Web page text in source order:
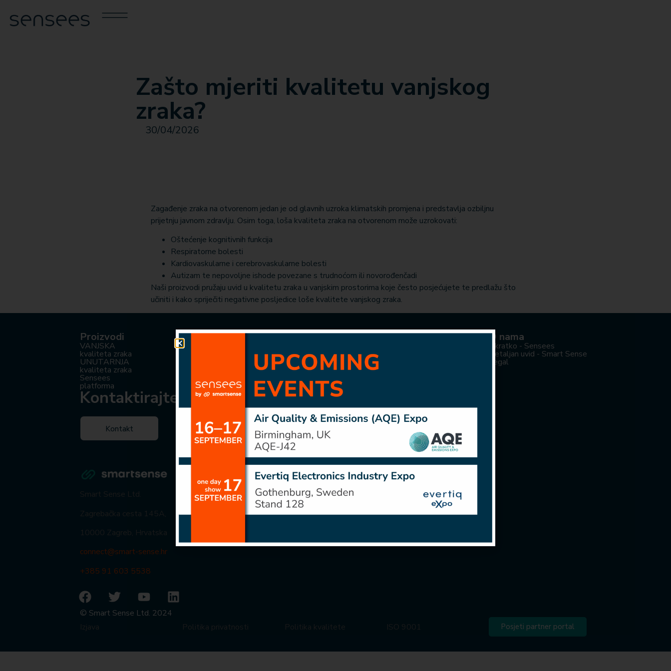
Zašto mjeriti kvalitetu vanjskog
zraka?
30/04/2026
Zagađenje zraka na otvorenom jedan je od glavnih uzroka klimatskih promjena i predstavlja ozbiljnu
prijetnju javnom zdravlju. Osim toga, loša kvaliteta zraka na otvorenom može uzrokovati:
Oštećenje kognitivnih funkcija
Respiratorne bolesti
Kardiovaskularne i cerebrovaskularne bolesti
Autizam te nepovoljne ishode povezane s trudnoćom ili novorođenčadi
Naši proizvodi pružaju uvid u kvalitetu zraka u vanjskim prostorima koje često posjećujete te predlažu što
učiniti i kako spriječiti negativne posljedice loše kvalitete vanjskog zraka.
Kontaktirajte nas
Kontakt
Smart Sense Ltd.
Zagrebačka cesta 145A,
10000 Zagreb, Hrvatska
connect@smart-sense.hr
+385 91 603 5538
© Smart Sense Ltd. 2024
Proizvodi
VANJSKA
kvaliteta zraka
UNUTARNJA
kvaliteta zraka
Sensees
platforma
Područja primjene
Pametni gradovi
Kućanstva
Senzorski moduli
Meteo
Buka
EMF
Uvidi O nama
Ukratko - Sensees
Detaljan uvid - Smart Sense
Legal
Izjava Politika privatnosti Politika kvalitete ISO 9001 Posjeti partner portal